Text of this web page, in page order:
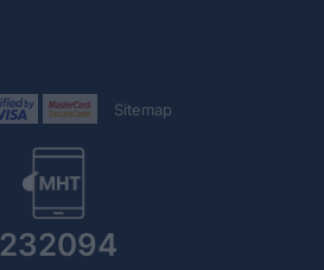
Sitemap
232094